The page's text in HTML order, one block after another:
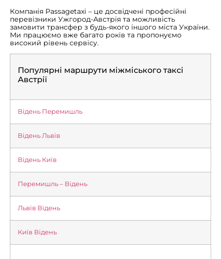
Компанія Passagetaxi – це досвідчені професійні
перевізники Ужгород-Австрія та можливість
замовити трансфер з будь-якого іншого міста України.
Ми працюємо вже багато років та пропонуємо
високий рівень сервісу.
Популярні маршрути міжміського таксі
Австрії
Відень Перемишль
Відень Львів
Відень Київ
Перемишль – Відень
Львів Відень
Київ Відень